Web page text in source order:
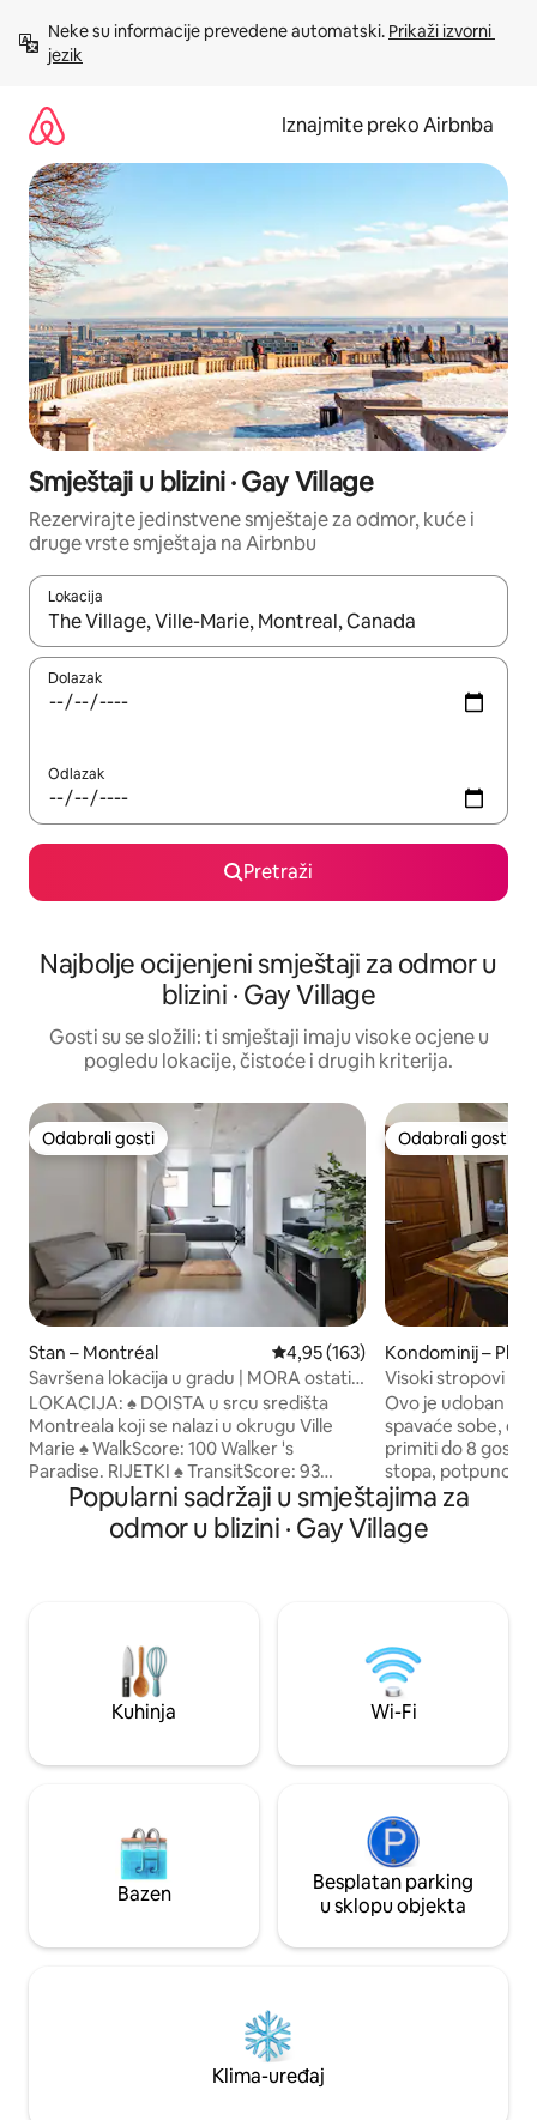
sadržaj
Neke su informacije prevedene automatski. Prikaži izvorni
jezik
Iznajmite preko Airbnba
Smještaji u blizini · Gay Village
Rezervirajte jedinstvene smještaje za odmor, kuće i
druge vrste smještaja na Airbnbu
Lokacija
Kada budu dostupni rezultati, moći ćete ih pregledati
Dolazak
Odlazak
Pretraži
Najbolje ocijenjeni smještaji za odmor u
blizini · Gay Village
Gosti su se složili: ti smještaji imaju visoke ocjene u
pogledu lokacije, čistoće i drugih kriterija.
Odabrali gosti
Odabrali gosti
Stan – Montréal Prosječna ocjena: 4,95/5,
4,95 (163)
Savršena lokacija u gradu | MORA ostati |
VRLO ČIST
LOKACIJA: ♠ DOISTA u srcu središta
Montreala koji se nalazi u okrugu Ville
Marie ♠ WalkScore: 100 Walker 's
Paradise. RIJETKI ♠ TransitScore: 93
Riders Paradise. RIJETKA ♠ 4 min hoda
do stanice podzemne željeznice Berri
UQAM ♠ 20 minuta hoda do Glavnog
dolazak Dostupan je♠ Super Clean ♠
Smart TV. Možete se prijaviti na vlastiti
Netflix i YouTube račun. ♠ Robustan
klima-uređaj i grijanje
Odabrali gosti
Odabrali gosti
Kondominij –
oyal
Visoki stropovi
za grupe
Ovo je udoban
spavaće sobe,
primiti do 8
stopa, potpuno
mramornom
kupaonica s
Prozračan dnevni
Okružen
doživljaj stambenog
je jedan
Popularni sadržaji u smještajima za
odmor u blizini · Gay Village
Kuhinja Wi-Fi
Bazen
Besplatan parking
u sklopu objekta
Klima-uređaj